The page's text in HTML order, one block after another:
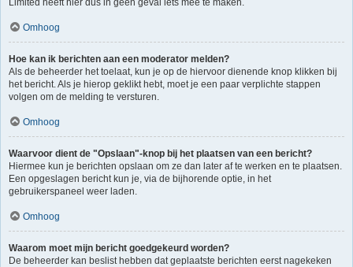
Limited heeft hier dus in geen geval iets mee te maken.
Omhoog
Hoe kan ik berichten aan een moderator melden?
Als de beheerder het toelaat, kun je op de hiervoor dienende knop klikken bij
het bericht. Als je hierop geklikt hebt, moet je een paar verplichte stappen
volgen om de melding te versturen.
Omhoog
Waarvoor dient de "Opslaan"-knop bij het plaatsen van een bericht?
Hiermee kun je berichten opslaan om ze dan later af te werken en te plaatsen.
Een opgeslagen bericht kun je, via de bijhorende optie, in het
gebruikerspaneel weer laden.
Omhoog
Waarom moet mijn bericht goedgekeurd worden?
De beheerder kan beslist hebben dat geplaatste berichten eerst nagekeken